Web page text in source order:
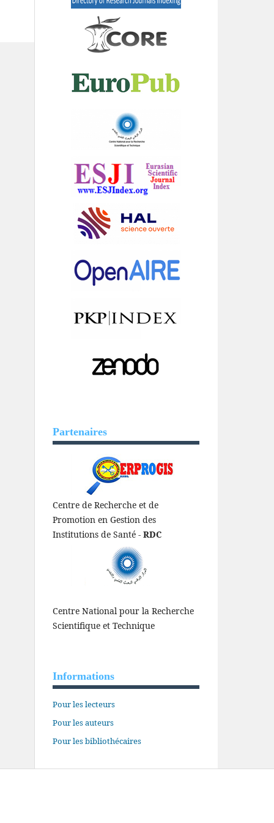
Partenaires
Centre de Recherche et de
Promotion en Gestion des
Institutions de Santé - RDC
Centre National pour la Recherche
Scientifique et Technique
Informations
Pour les lecteurs
Pour les auteurs
Pour les bibliothécaires